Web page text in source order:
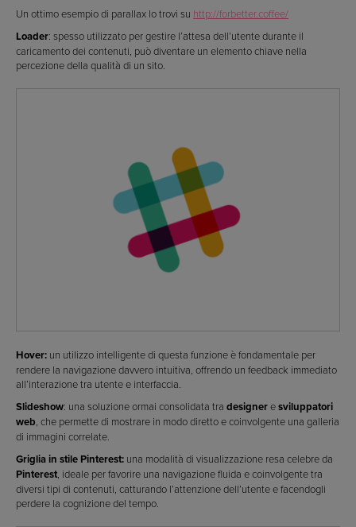
Un ottimo esempio di parallax lo trovi su http://forbetter.coffee/
Loader: spesso utilizzato per gestire l’attesa dell’utente durante il
caricamento dei contenuti, può diventare un elemento chiave nella
percezione della qualità di un sito.
Hover: un utilizzo intelligente di questa funzione è fondamentale per
rendere la navigazione davvero intuitiva, offrendo un feedback immediato
all’interazione tra utente e interfaccia.
Slideshow: una soluzione ormai consolidata tra designeresviluppatori
web, che permette di mostrare in modo diretto e coinvolgente una galleria
di immagini correlate.
Griglia in stile Pinterest: una modalità di visualizzazione resa celebre da
Pinterest, ideale per favorire una navigazione fluida e coinvolgente tra
diversi tipi di contenuti, catturando l’attenzione dell’utente e facendogli
perdere la cognizione del tempo.